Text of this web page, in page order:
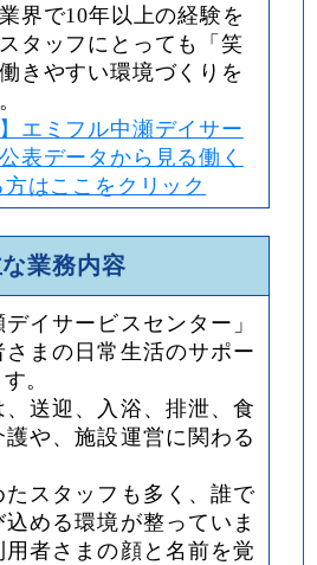
界で10年以上の経験を
タッフにとっても「笑
きやすい環境づくりを
エミフル中瀬デイサー
表データから見る働く
はここをクリック
業務内容
デイサービスセンター」
まの日常生活のサポー
。
送迎、入浴、排泄、食
や、施設運営に関わる
スタッフも多く、誰で
める環境が整っていま
者さまの顔と名前を覚